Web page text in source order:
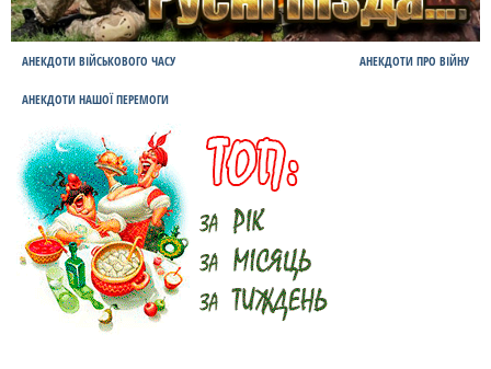
АНЕКДОТИ ВІЙСЬКОВОГО ЧАСУ АНЕКДОТИ ПРО ВІЙНУ
АНЕКДОТИ НАШОЇ ПЕРЕМОГИ